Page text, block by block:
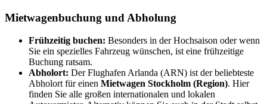
Mietwagenbuchung und Abholung
Frühzeitig buchen: Besonders in der Hochsaison oder wenn
Sie ein spezielles Fahrzeug wünschen, ist eine frühzeitige
Buchung ratsam.
Abholort: Der Flughafen Arlanda (ARN) ist der beliebteste
Abholort für einen Mietwagen Stockholm (Region). Hier
finden Sie alle großen internationalen und lokalen